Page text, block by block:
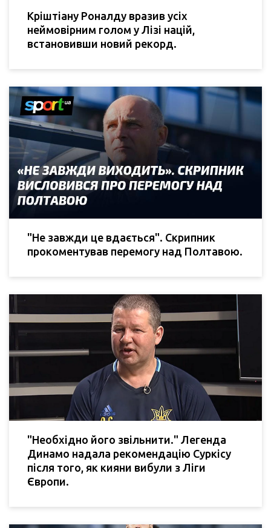
Кріштіану Роналду вразив усіх
неймовірним голом у Лізі націй,
встановивши новий рекорд.
"Не завжди це вдається". Скрипник
прокоментував перемогу над Полтавою.
"Необхідно його звільнити." Легенда
Динамо надала рекомендацію Суркісу
після того, як кияни вибули з Ліги
Європи.